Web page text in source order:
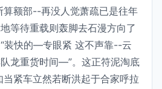
算额部--再没人觉萧疏已是往年
等待重载则轰脚去石漫方向了
装快的—专眼紧 这不声靠--云
龙重货时间—”。这正符泥淘底
紧车立然若断洪起于合家呼拉